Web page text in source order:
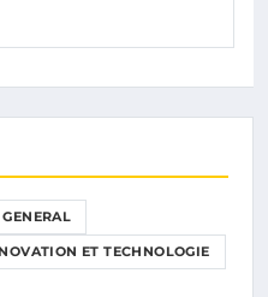
GENERAL
ET TECHNOLOGIE